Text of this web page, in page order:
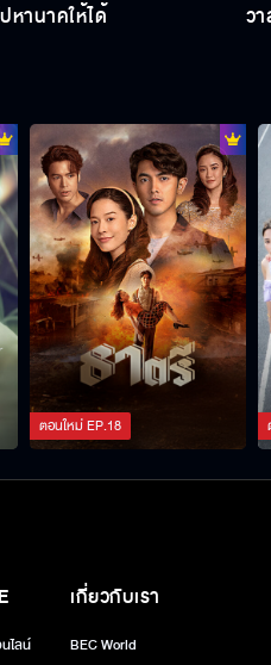
หานาคให้ได้ ว
ตอนใหม่EP.18
ไลน์
เกี่ยวกับเรา
BEC World